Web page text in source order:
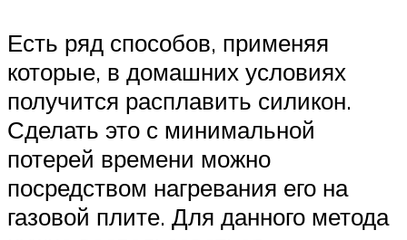
Есть ряд способов, применяя
которые, в домашних условиях
получится расплавить силикон.
Сделать это с минимальной
потерей времени можно
посредством нагревания его на
газовой плите. Для данного метода